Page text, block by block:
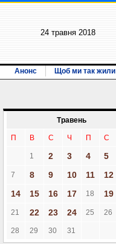
24 травня 2018
Анонс Щоб ми так жили
Травень
П В С Ч П С
1 2 3 4 5
7 8 9 10 11 12
14
15 16 17 18 19
21 22 23 24 25 26
28 29 30 31